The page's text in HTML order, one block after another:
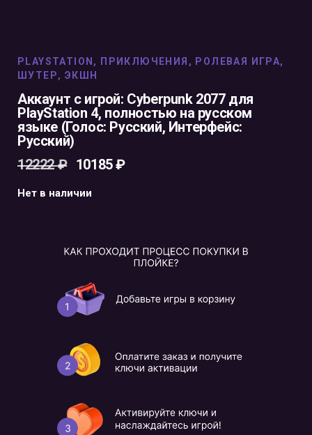
PLAYSTATION , ПРИКЛЮЧЕНИЯ , РОЛЕВАЯ ИГРА,
ШУТЕР, ЭКШН
Аккаунт с игрой: Cyberpunk 2077 для
PlayStation 4, полностью на русском
языке (Голос: Русский, Интерфейс:
Русский)
12222₽ 10185₽
Нет в наличии